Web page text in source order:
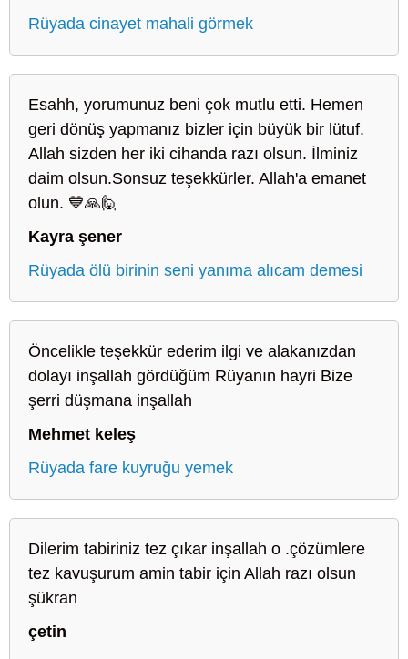
Rüyada cinayet mahali görmek
Esahh, yorumunuz beni çok mutlu etti. Hemen
geri dönüş yapmanız bizler için büyük bir lütuf.
Allah sizden her iki cihanda razı olsun. İlminiz
daim olsun.Sonsuz teşekkürler. Allah'a emanet
olun. 💙🙏🙋
Kayra şener
Rüyada ölü birinin seni yanıma alıcam demesi
Öncelikle teşekkür ederim ilgi ve alakanızdan
dolayı inşallah gördüğüm Rüyanın hayri Bize
şerri düşmana inşallah
Mehmet keleş
Rüyada fare kuyruğu yemek
Dilerim tabiriniz tez çıkar inşallah o .çözümlere
tez kavuşurum amin tabir için Allah razı olsun
şükran
çetin